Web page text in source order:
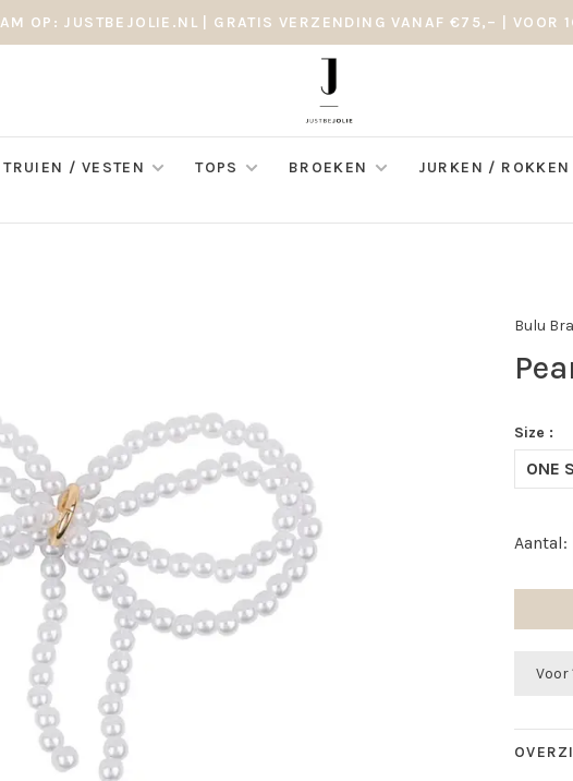
OP: JUSTBEJOLIE.NL | GRATIS VERZENDING VANAF €75,– | VOOR
TRUIEN / VESTEN TOPS BROEKEN JURKEN / ROKKEN
Bulu
Size :
ONE
Aantal:
Voor